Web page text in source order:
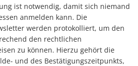
ist notwendig, damit sich niemand
anmelden kann. Die
werden protokolliert, um den
den rechtlichen
zu können. Hierzu gehört die
und des Bestätigungszeitpunkts,